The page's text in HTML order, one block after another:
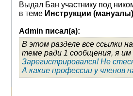
Выдал Бан участнику под
в теме Инструкции
Admin писал(а):
В этом разделе все ссылки
теме ради 1 сообщения, я им
Зарегистрировался! Не
А какие профессии у членов